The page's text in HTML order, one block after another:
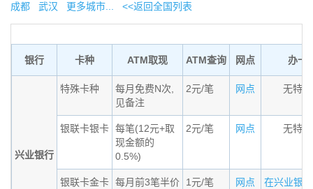
成都
武汉 更多城市... <<返回全国列表
银行 卡种 ATM取现 ATM查询 网点 办卡
兴业银行
特殊卡种
每月免费N次,
见备注
2元/笔 网点 无特
银联卡银卡 每笔(12元+取
现金额的
0.5%)
2元/笔 网点 无特
银联卡金卡 每月前3笔半价 1元/笔 网点 在兴业银